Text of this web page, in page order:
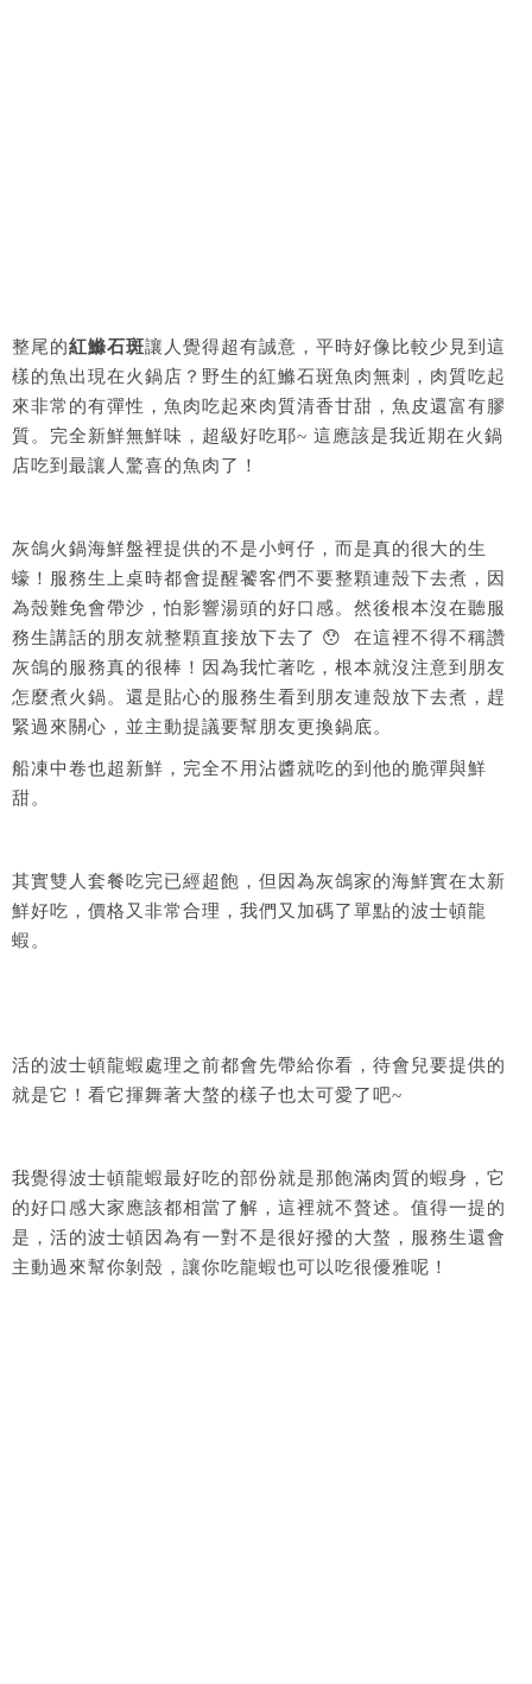
整尾的紅鰷石斑讓人覺得超有誠意，平時好像比較少見到這
樣的魚出現在火鍋店？野生的紅鰷石斑魚肉無刺，肉質吃起
來非常的有彈性，魚肉吃起來肉質清香甘甜，魚皮還富有膠
質。完全新鮮無鮮味，超級好吃耶~ 這應該是我近期在火鍋
店吃到最讓人驚喜的魚肉了！
灰鴿火鍋海鮮盤裡提供的不是小蚵仔，而是真的很大的生
蠔！服務生上桌時都會提醒饕客們不要整顆連殼下去煮，因
為殼難免會帶沙，怕影響湯頭的好口感。然後根本沒在聽服
務生講話的朋友就整顆直接放下去了 😯 在這裡不得不稱讚
灰鴿的服務真的很棒！因為我忙著吃，根本就沒注意到朋友
怎麼煮火鍋。還是貼心的服務生看到朋友連殼放下去煮，趕
緊過來關心，並主動提議要幫朋友更換鍋底。
船凍中卷也超新鮮，完全不用沾醬就吃的到他的脆彈與鮮
甜。
其實雙人套餐吃完已經超飽，但因為灰鴿家的海鮮實在太新
鮮好吃，價格又非常合理，我們又加碼了單點的波士頓龍
蝦。
活的波士頓龍蝦處理之前都會先帶給你看，待會兒要提供的
就是它！看它揮舞著大螯的樣子也太可愛了吧~
我覺得波士頓龍蝦最好吃的部份就是那飽滿肉質的蝦身，它
的好口感大家應該都相當了解，這裡就不贅述。值得一提的
是，活的波士頓因為有一對不是很好撥的大螯，服務生還會
主動過來幫你剝殼，讓你吃龍蝦也可以吃很優雅呢！